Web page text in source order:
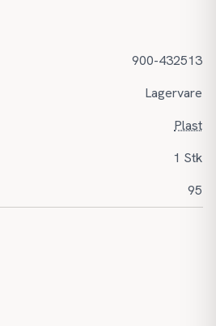
900-432513
Lagervare
Plast
1 Stk
95